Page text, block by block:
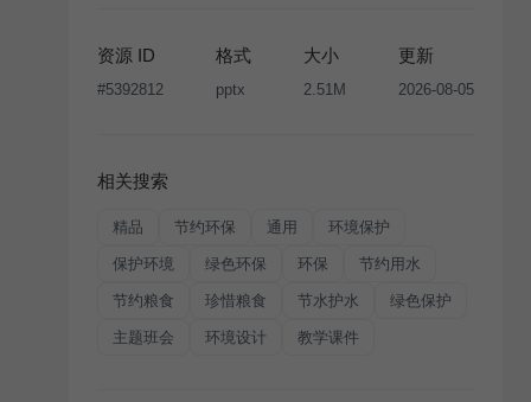
版权声明
条款，禁止任何形式的转让、出售或出租，未
经投权许可任何人不得擅自转载和分发，否则将接照我
资源 ID
#5392812
格式
pptx
大小
2.51M
更新
2026-08-05
相关搜索
精品 节约环保 通用 环境保护
保护环境 绿色环保 环保 节约用水
节约粮食 珍惜粮食 节水护水 绿色保护
主题班会 环境设计 教学课件